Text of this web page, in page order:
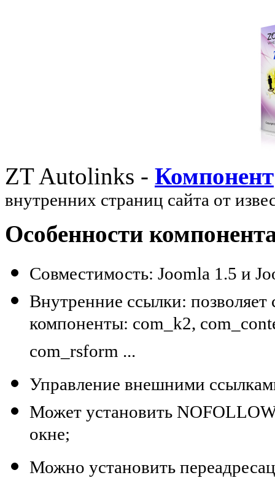
ZT Autolinks - Компонент
внутренних страниц сайта от
Особенности
Совместимость: Joomla 1.5 и
Внутренние ссылки: позволяет
компоненты: com_k2,
com_rsform ...
Управление внешними
Может установить
окне;
Можно установить